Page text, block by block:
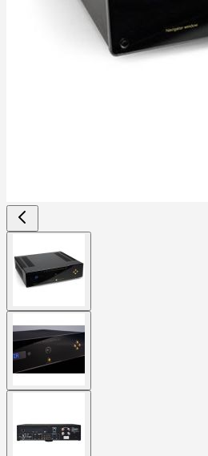
image
larger
image
image